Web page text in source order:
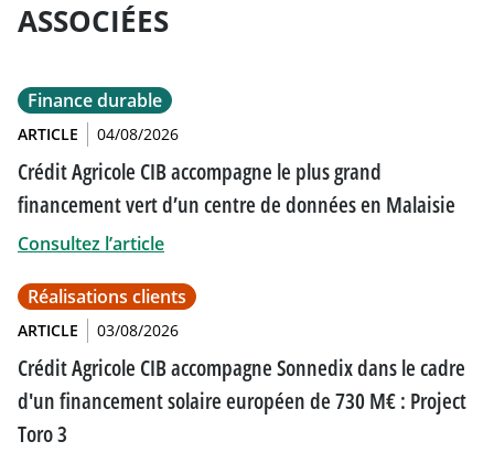
ASSOCIÉES
Finance durable
ARTICLE 04/08/2026
Crédit Agricole CIB accompagne le plus grand
financement vert d’un centre de données en Malaisie
Consultez l’article
Réalisations clients
ARTICLE 03/08/2026
Crédit Agricole CIB accompagne Sonnedix dans le cadre
d'un financement solaire européen de 730 M€ : Project
Toro 3